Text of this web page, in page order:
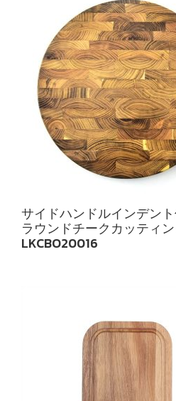
サイドハンドルインデン
ラウンドチークカッティ
LKCBO20016